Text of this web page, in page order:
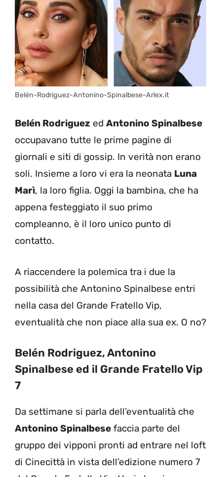
Belén-Rodriguez-Antonino-Spinalbese-Arlex.it
Belén Rodriguez ed Antonino Spinalbese
occupavano tutte le prime pagine di
giornali e siti di gossip. In verità non erano
soli. Insieme a loro vi era la neonata Luna
Marì, la loro figlia. Oggi la bambina, che ha
appena festeggiato il suo primo
compleanno, è il loro unico punto di
contatto.
A riaccendere la polemica tra i due la
possibilità che Antonino Spinalbese entri
nella casa del Grande Fratello Vip,
eventualità che non piace alla sua ex. O no?
Belén Rodriguez, Antonino
Spinalbese ed il Grande Fratello Vip
7
Da settimane si parla dell’eventualità che
Antonino Spinalbese faccia parte del
gruppo dei vipponi pronti ad entrare nel loft
di Cinecittà in vista dell’edizione numero 7